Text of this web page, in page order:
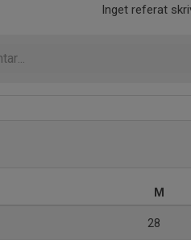
Inget referat
M
28